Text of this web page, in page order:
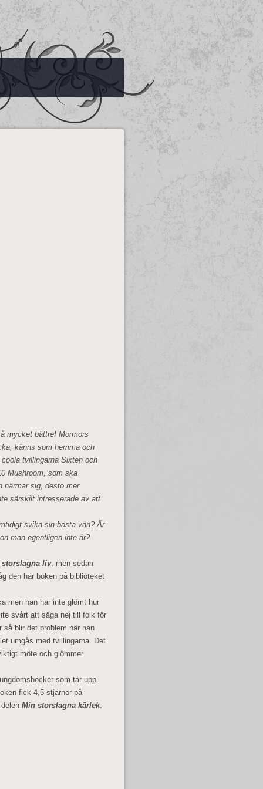
mycket bättre! Mormors
känns som hemma och
tvillingarna Sixten och
Mushroom, som ska
närmar sig, desto mer
särskilt intresserade av att
svika sin bästa vän? Är
man egentligen inte är?
storslagna liv, men sedan
den här boken på biblioteket
men han har inte glömt hur
svårt att säga nej till folk för
så blir det problem när han
umgås med tvillingarna. Det
möte och glömmer
som tar upp
fick 4,5 stjärnor på
Min storslagna kärlek.